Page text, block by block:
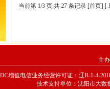
当前第 1/3 页,共 27 条记录 [首页] [
主
增值电信业务经营许可证：辽B-1-4-
技术支持单位：沈阳市大数